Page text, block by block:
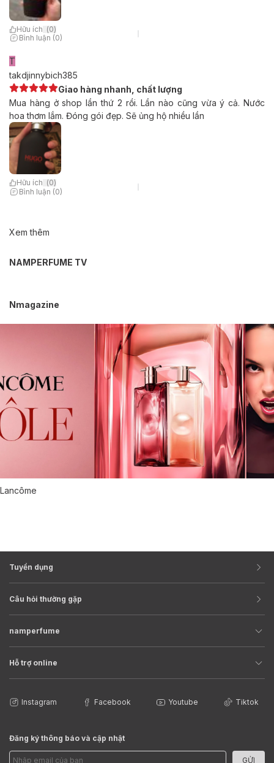
Hữu ích (0)
Bình luận (0)
T
takdjinnybich385
Giao hàng nhanh, chất lượng
Mua hàng ở shop lần thứ 2 rồi. Lần nào cũng vừa ý cả. Nước
hoa thơm lắm. Đóng gói đẹp. Sẽ ủng hộ nhiều lần
Hữu ích (0)
Bình luận (0)
Xem thêm
NAMPERFUME TV
Nmagazine
Lancôme
Tuyển dụng
Câu hỏi thường gặp
namperfume
Hỗ trợ online
Instagram Facebook Youtube Tiktok
Đăng ký thông báo và cập nhật
GỬI